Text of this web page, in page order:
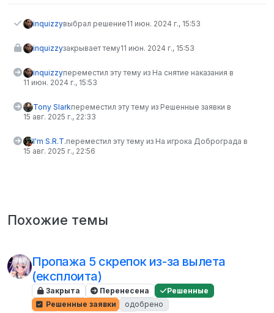
inquizzyвыбрал решение11 июн. 2024 г., 15:53
inquizzyзакрывает тему11 июн. 2024 г., 15:53
inquizzyпереместил эту тему из На снятие наказания в
11 июн. 2024 г., 15:53
Tony Slarkпереместил эту тему из Решенные заявки в
15 авг. 2025 г., 22:33
I'm S.R.T.переместил эту тему из На игрока Доброграда в
15 авг. 2025 г., 22:56
Похожие темы
Пропажа 5 скрепок из-за вылета
(експлоита)
Закрыта Перенесена
Решенные
Решенные заявки
одобрено